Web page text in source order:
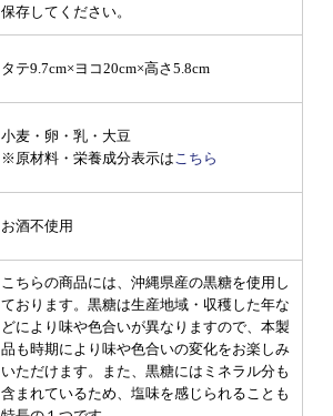
保存してください。
タテ9.7cm×ヨコ20cm×高さ5.8cm
小麦・卵・乳・大豆
※原材料・栄養成分表示はこちら
お酒不使用
こちらの商品には、沖縄県産の黒糖を使用し
ております。黒糖は生産地域・収穫した年な
どにより味や色合いが異なりますので、本製
品も時期により味や色合いの変化をお楽しみ
いただけます。また、黒糖にはミネラル分も
含まれているため、塩味を感じられることも